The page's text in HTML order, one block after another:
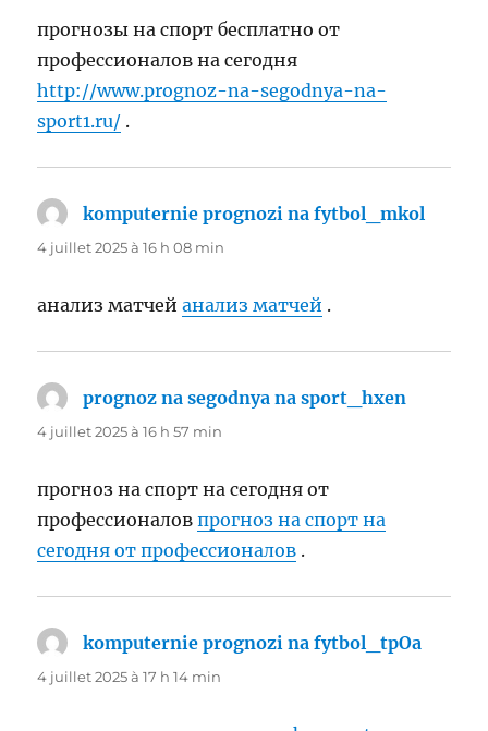
прогнозы на спорт бесплатно от
профессионалов на сегодня
http://www.prognoz-na-segodnya-na-
sport1.ru/ .
komputernie prognozi na fytbol_mkol
4 juillet 2025 à 16 h 08 min
анализ матчейанализ матчей .
prognoz na segodnya na sport_hxen
4 juillet 2025 à 16 h 57 min
прогноз на спорт на сегодня от
профессионаловпрогноз на спорт на
сегодня от профессионалов .
komputernie prognozi na fytbol_tpOa
4 juillet 2025 à 17 h 14 min